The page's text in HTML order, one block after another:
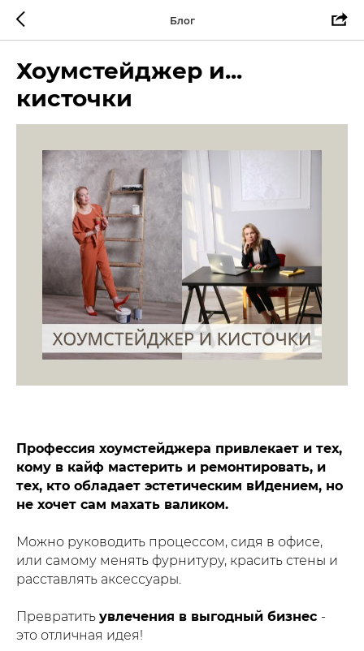
Блог
Хоумстейджер и...
кисточки
Профессия хоумстейджера привлекает и тех,
кому в кайф мастерить и ремонтировать, и
тех, кто обладает эстетическим вИдением, но
не хочет сам махать валиком.
Можно руководить процессом, сидя в офисе,
или самому менять фурнитуру, красить стены и
расставлять аксессуары.
Превратить увлечения в выгодный бизнес -
это отличная идея!